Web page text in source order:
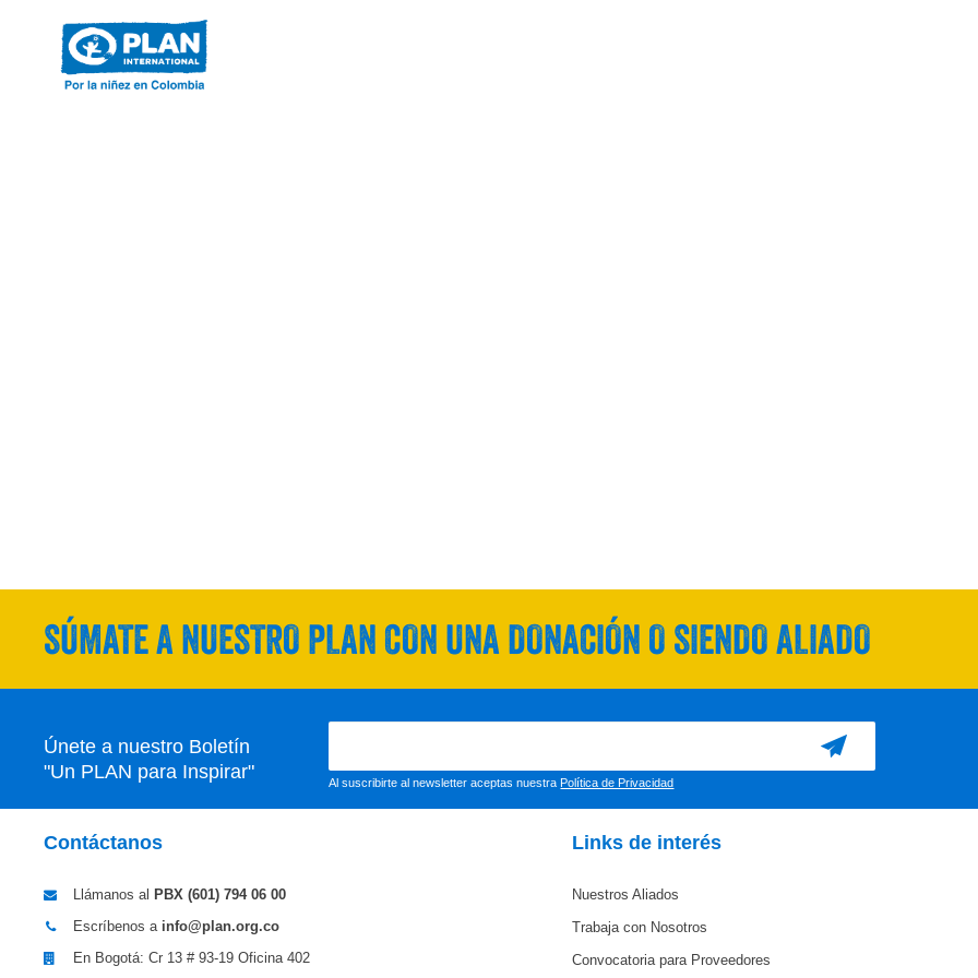
SÚMATE A NUESTRO PLAN CON UNA DONACIÓN O SIENDO ALIADO
Únete a nuestro Boletín
"Un PLAN para Inspirar"
Al suscribirte al newsletter aceptas nuestra Política de Privacidad
Contáctanos
Llámanos al PBX (601) 794 06 00
Escríbenos a info@plan.org.co
En Bogotá: Cr 13 # 93-19 Oficina 402
Links de interés
Nuestros Aliados
Trabaja con Nosotros
Convocatoria para Proveedores